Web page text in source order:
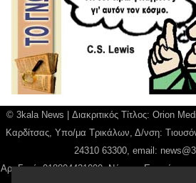
© 3kala News | Διακριτικός Τίτλος: Orion
Καρδίτσας, Υπο/μα Τρικάλων, Δ/νση:
24310 63300, email:
Αρ. Γεμή: 018804431000, Νόμιμος Εκπρόσωπος,